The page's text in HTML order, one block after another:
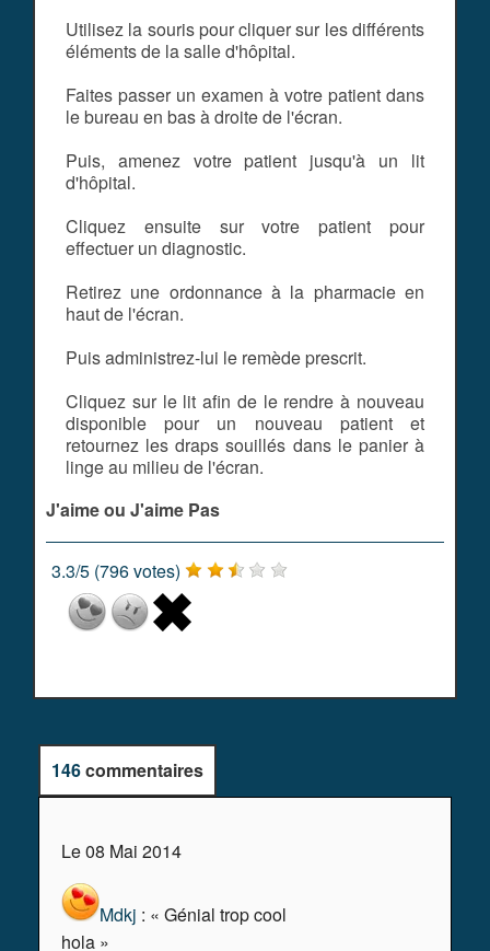
Utilisez la souris pour cliquer sur les différents
éléments de la salle d'hôpital.
Faites passer un examen à votre patient dans
le bureau en bas à droite de l'écran.
Puis, amenez votre patient jusqu'à un lit
d'hôpital.
Cliquez ensuite sur votre patient pour
effectuer un diagnostic.
Retirez une ordonnance à la pharmacie en
haut de l'écran.
Puis administrez-lui le remède prescrit.
Cliquez sur le lit afin de le rendre à nouveau
disponible pour un nouveau patient et
retournez les draps souillés dans le panier à
linge au milieu de l'écran.
J'aime ou J'aime Pas
3.3/5 (796votes)
146commentaires
Le 08 Mai 2014
Mdkj : « Génial trop cool
hola »